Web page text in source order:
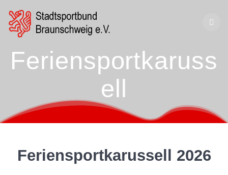
Feriensportkaruss
ell
Feriensportkarussell 2026